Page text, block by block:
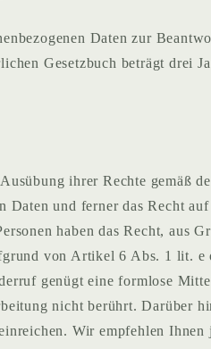
Daten zur
Gesetzbuch beträgt drei
ihrer Rechte gemäß
Daten und ferner das Recht
haben das Recht, aus
von Artikel 6 Abs. 1
genügt eine formlose
nicht berührt. Darüber
Wir empfehlen